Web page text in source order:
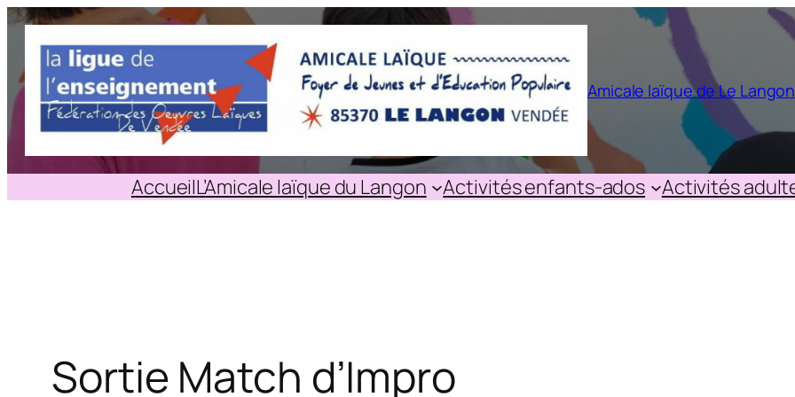
Aller
contenu
Amicale laïque de Le Langon
AccueilL’Amicale laïque du Langon Activités enfants-ados Activités
Sortie Match d’Impro